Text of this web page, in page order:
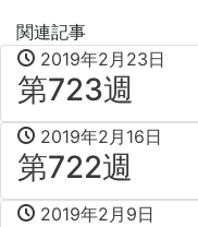
関連記事
2019年2月23日
第723週
2019年2月16日
第722週
2019年2月9日